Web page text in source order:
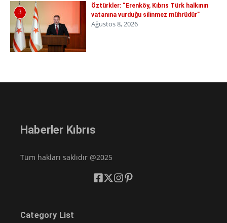
3
Öztürkler: “Erenköy, Kıbrıs Türk halkının
vatanına vurduğu silinmez mührüdür”
Ağustos 8, 2026
Haberler Kıbrıs
Tüm hakları saklıdır @2025
Category List